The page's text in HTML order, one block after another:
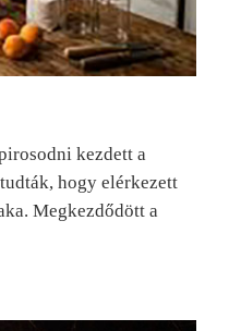
kezdett a
hogy elérkezett
Megkezdődött a